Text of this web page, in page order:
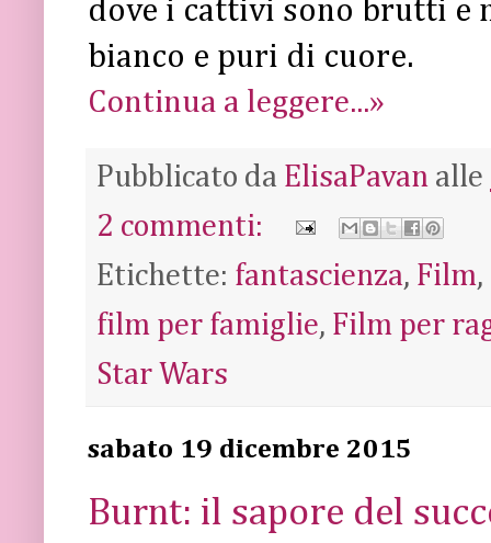
dove i cattivi sono brutti e
bianco e puri di cuore.
Continua a leggere...»
Pubblicato da ElisaPavan alle
2 commenti:
Etichette: fantascienza, Film,
film per famiglie, Film per
Star Wars
sabato 19 dicembre 2015
Burnt: il sapore del